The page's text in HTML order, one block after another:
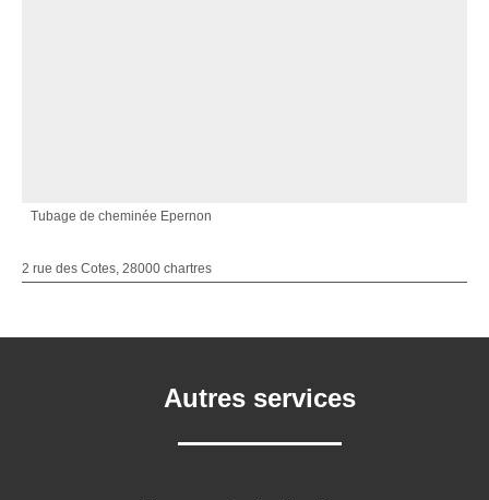
Tubage de cheminée Epernon
2 rue des Cotes, 28000 chartres
Autres services